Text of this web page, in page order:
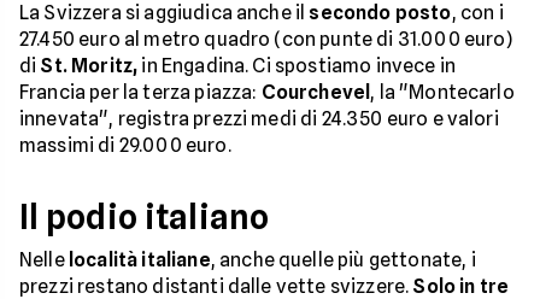
La Svizzera si aggiudica anche il secondo posto, con i
27.450 euro al metro quadro (con punte di 31.000 euro)
di St. Moritz, in Engadina. Ci spostiamo invece in
Francia per la terza piazza: Courchevel , la "Montecarlo
innevata", registra prezzi medi di 24.350 euro e valori
massimi di 29.000 euro.
Il podio italiano
Nelle località italiane, anche quelle più gettonate, i
prezzi restano distanti dalle vette svizzere. Solo in tre